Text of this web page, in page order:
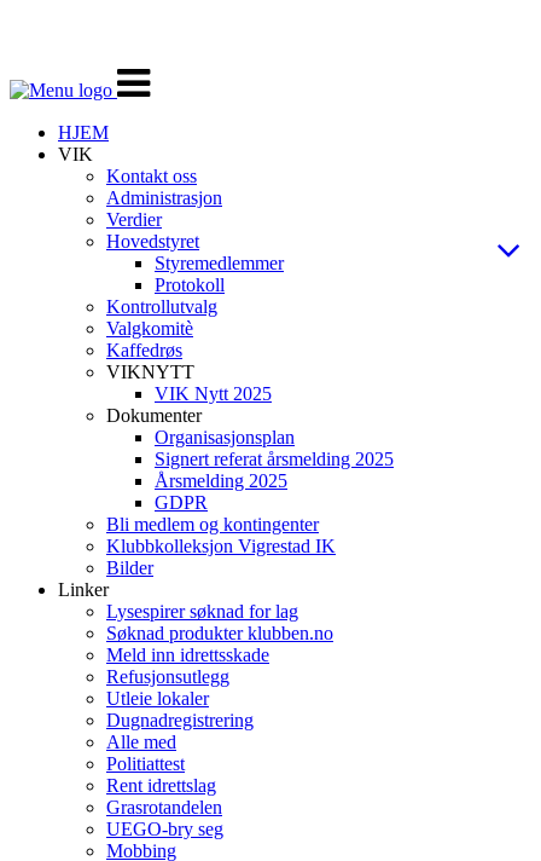
Veksle
navigasjon
HJEM
VIK
Kontakt oss
Administrasjon
Verdier
Hovedstyret
Styremedlemmer
Protokoll
Kontrollutvalg
Valgkomitè
Kaffedrøs
VIKNYTT
VIK Nytt 2025
Dokumenter
Organisasjonsplan
Signert referat årsmelding 2025
Årsmelding 2025
GDPR
Bli medlem og kontingenter
Klubbkolleksjon Vigrestad IK
Bilder
Linker
Lysespirer søknad for lag
Søknad produkter klubben.no
Meld inn idrettsskade
Refusjonsutlegg
Utleie lokaler
Dugnadregistrering
Alle med
Politiattest
Rent idrettslag
Grasrotandelen
UEGO-bry seg
Mobbing